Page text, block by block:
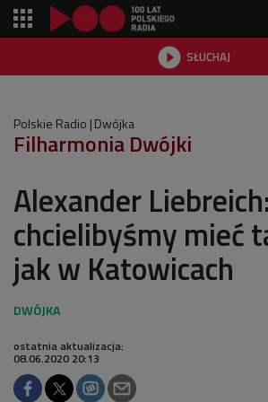
 SŁUCHAJ
Polskie Radio Dwójka
Filharmonia Dwójki
Alexander Liebreich:
chcielibyśmy mieć
jak w Katowicach
ostatnia aktualizacja:
08.06.2020 20:13